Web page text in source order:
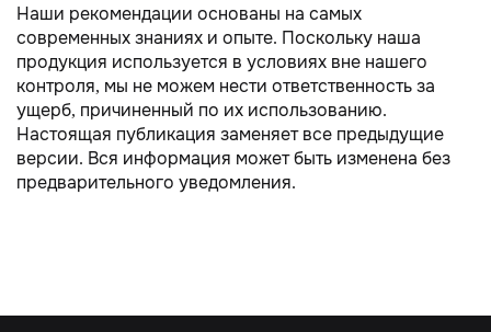
Наши рекомендации основаны на самых
современных знаниях и опыте. Поскольку наша
продукция используется в условиях вне нашего
контроля, мы не можем нести ответственность за
ущерб, причиненный по их использованию.
Настоящая публикация заменяет все предыдущие
версии. Вся информация может быть изменена без
предварительного уведомления.